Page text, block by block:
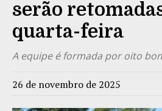
serão
quarta-feira
A equipe é formada por oito
26 de novembro de 2025